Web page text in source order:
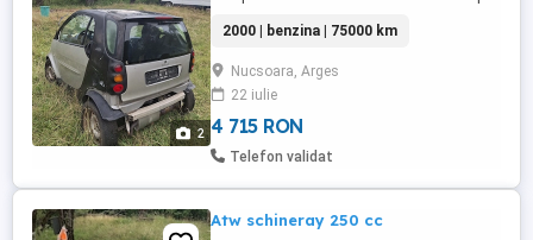
2
2000 | benzina | 75000 km
Nucsoara, Arges
22 iulie
4 715 RON
Telefon validat
Atw schineray 250 cc